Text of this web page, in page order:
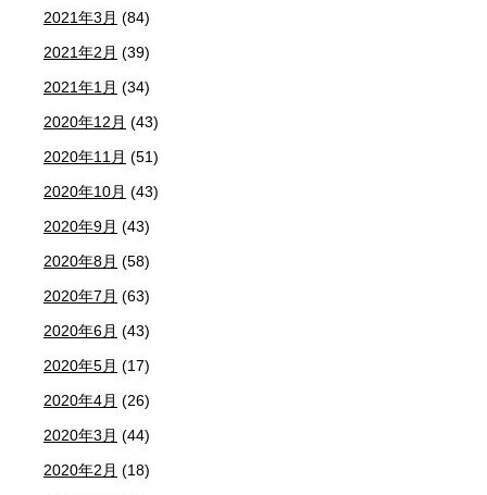
2021年3月 (84)
2021年2月 (39)
2021年1月 (34)
2020年12月 (43)
2020年11月 (51)
2020年10月 (43)
2020年9月 (43)
2020年8月 (58)
2020年7月 (63)
2020年6月 (43)
2020年5月 (17)
2020年4月 (26)
2020年3月 (44)
2020年2月 (18)